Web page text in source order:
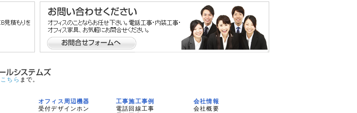
こちら まで。
オフィス周辺機器
受付デザインホン
工事施工事例
電話回線工事
会社情報
会社概要